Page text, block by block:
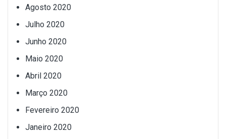
Agosto 2020
Julho 2020
Junho 2020
Maio 2020
Abril 2020
Março 2020
Fevereiro 2020
Janeiro 2020